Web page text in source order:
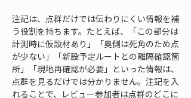
注記は、点群だけでは伝わりにくい情報を補
う役割を持ちます。たとえば、「この部分は
計測時に仮設材あり」「奥側は死角のため点
が少ない」「新設予定ルートとの離隔確認箇
所」「現地再確認が必要」といった情報は、
点群を見るだけでは分かりません。注記を入
れることで、レビュー参加者は点群のどこに